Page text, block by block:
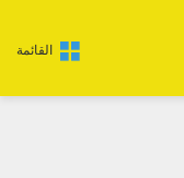
القائمة